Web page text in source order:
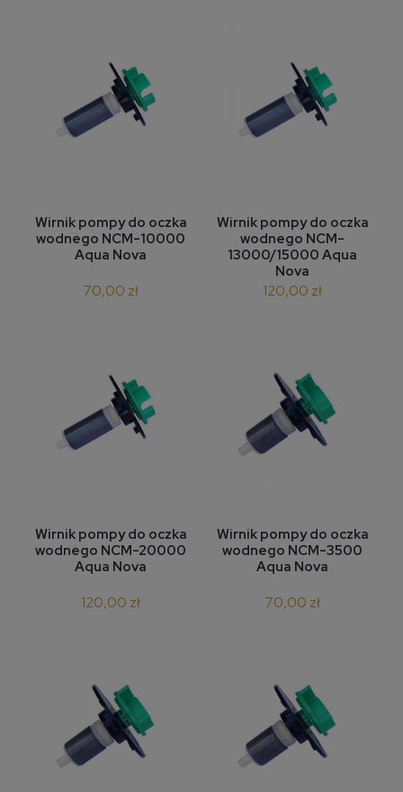
Wirnik pompy do oczka
wodnego NCM-10000
Aqua Nova
70,00 zł
Wirnik pompy do oczka
wodnego NCM-
13000/15000 Aqua
Nova
120,00 zł
Wirnik pompy do oczka
wodnego NCM-20000
Aqua Nova
120,00 zł
Wirnik pompy do oczka
wodnego NCM-3500
Aqua Nova
70,00 zł